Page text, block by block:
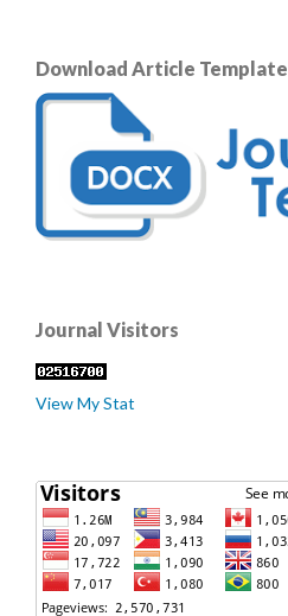
Download Article Template
Journal Visitors
View My Stat